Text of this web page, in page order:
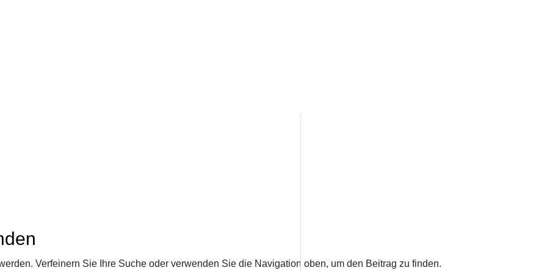
Verfeinern Sie Ihre Suche oder verwenden Sie die Navigation oben, um den Beitrag zu finden.